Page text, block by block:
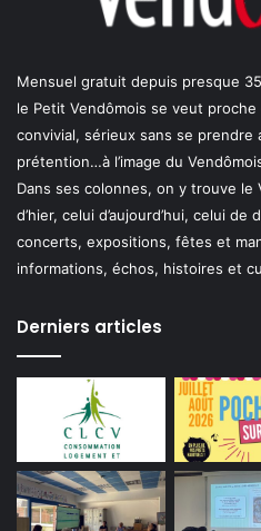
Mensuel gratuit depuis presque
le Petit Vendômois se veut
convivial, sérieux sans se prendre
prétention…à l’image du
Dans ses colonnes, on y trouve
d’hier, celui d’aujourd’hui, celui
concerts, expositions, fêtes et
informations, échos, histoires et
Derniers articles